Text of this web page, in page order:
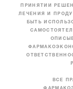
ПРИНЯТИИ
ЛЕЧЕНИЯ И
БЫТЬ
ВСЕ